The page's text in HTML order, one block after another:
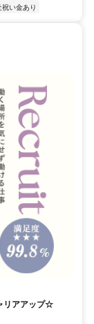
祝い金あり
リアアップ☆